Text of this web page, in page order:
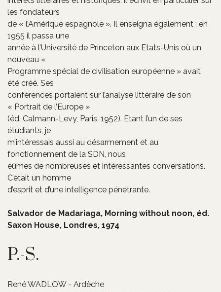
les fondateurs
de « l’Amérique espagnole ». Il enseigna également ; en
1955 il passa une
année à l’Université de Princeton aux Etats-Unis où un
nouveau «
Programme spécial de civilisation européenne » avait
été créé. Ses
conférences portaient sur l’analyse littéraire de son
« Portrait de l’Europe »
(éd. Calmann-Levy, Paris, 1952). Etant l’un de ses
étudiants, je
m’intéressais aussi au désarmement et au
fonctionnement de la SDN, nous
eûmes de nombreuses et intéressantes conversations.
C’était un homme
d’esprit et d’une intelligence pénétrante.
Salvador de Madariaga, Morning without noon, éd.
Saxon House, Londres, 1974
P.-S.
René WADLOW - Ardèche